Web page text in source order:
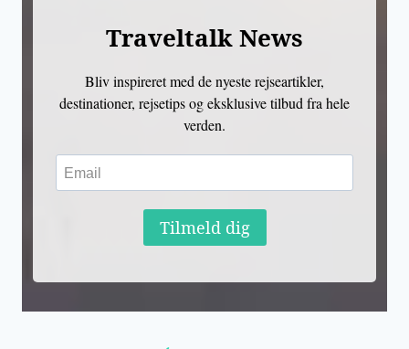
Traveltalk News
Bliv inspireret med de nyeste rejseartikler,
destinationer, rejsetips og eksklusive tilbud fra hele
verden.
Tilmeld dig